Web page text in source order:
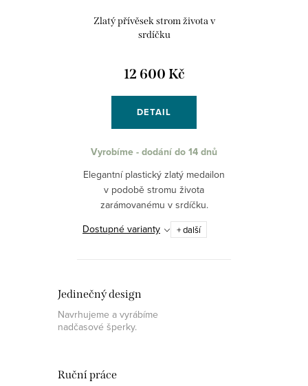
Zlatý přívěsek strom života v
srdíčku
12 600 Kč
DETAIL
Vyrobíme - dodání do 14 dnů
Elegantní plastický zlatý medailon
v podobě stromu života
zarámovanému v srdíčku.
Symbolizuje znovuzrození a
překonávání těžkých časů a
Dostupné varianty + další
Jedinečný design
Navrhujeme a vyrábíme
nadčasové šperky.
Ruční práce